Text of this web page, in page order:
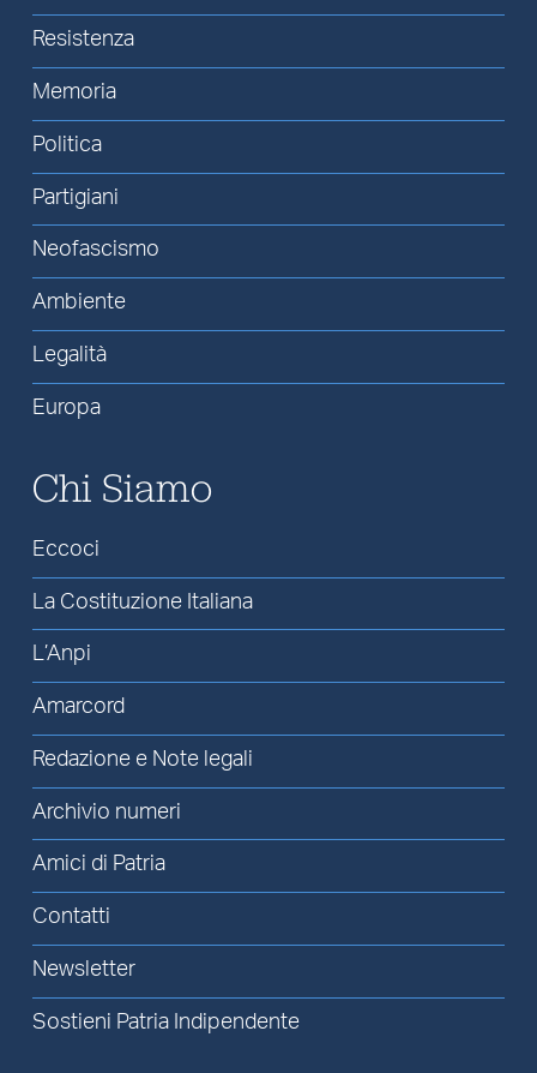
Resistenza
Memoria
Politica
Partigiani
Neofascismo
Ambiente
Legalità
Europa
Chi Siamo
Eccoci
La Costituzione Italiana
L’Anpi
Amarcord
Redazione e Note legali
Archivio numeri
Amici di Patria
Contatti
Newsletter
Sostieni Patria Indipendente